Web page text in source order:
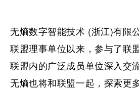
无熵数字智能技术 (浙江)有限
联盟理事单位以来，参与了联
联盟内的广泛成员单位深入交
无熵也将和联盟一起，探索更